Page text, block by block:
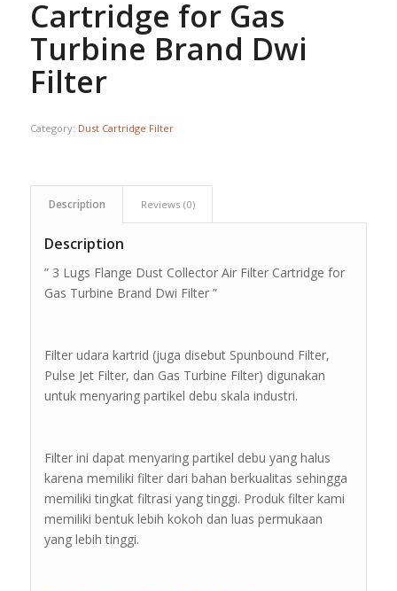
Cartridge for Gas
Turbine Brand Dwi
Filter
Category: Dust Cartridge Filter
Description Reviews (0)
Description
” 3 Lugs Flange Dust Collector Air Filter Cartridge for
Gas Turbine Brand Dwi Filter ”
Filter udara kartrid (juga disebut Spunbound Filter,
Pulse Jet Filter, dan Gas Turbine Filter) digunakan
untuk menyaring partikel debu skala industri.
Filter ini dapat menyaring partikel debu yang halus
karena memiliki filter dari bahan berkualitas sehingga
memiliki tingkat filtrasi yang tinggi. Produk filter kami
memiliki bentuk lebih kokoh dan luas permukaan
yang lebih tinggi.